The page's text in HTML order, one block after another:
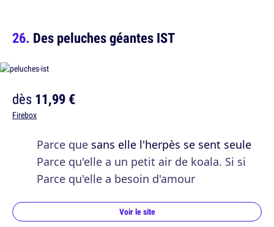
Des peluches géantes IST
dès11,99 €
Firebox
Parce que sans elle l'herpès se sent seule
Parce qu'elle a un petit air de koala. Si si
Parce qu'elle a besoin d'amour
Voir le site